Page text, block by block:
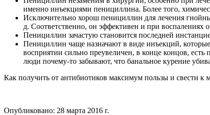
именно инъекциями пенициллина. Более того,
Исключительно хорош пенициллин для лечения
д. Соответственно, он эффективен и при воспалениях
Пенициллин зачастую становится последней
Пенициллин чаще назначают в виде инъекций,
восприятии сильно преувеличен, в конце концов,
люди почему-то забывают, что банальное курение
Как получить от антибиотиков максимум пользы и свести к
Опубликовано: 28 марта 2016 г.